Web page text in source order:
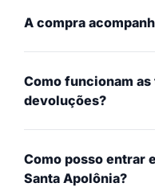
A compra
Como funcionam
devoluções?
Como posso entrar
Santa Apolônia?